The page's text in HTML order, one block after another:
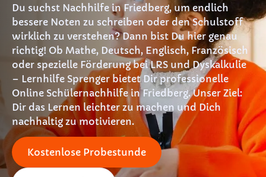
FAQ
Materialien
Kontakt
Du suchst Nachhilfe in Friedberg, um endlich
bessere Noten zu schreiben oder den Schulstoff
wirklich zu verstehen? Dann bist Du hier genau
richtig! Ob Mathe, Deutsch, Englisch, Französisch
oder spezielle Förderung bei LRS und Dyskalkulie
– Lernhilfe Sprenger bietet Dir professionelle
Online Schülernachhilfe in Friedberg. Unser Ziel:
Dir das Lernen leichter zu machen und Dich
nachhaltig zu motivieren.
Kostenlose Probestunde